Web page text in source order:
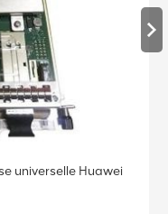
universelle Huawei